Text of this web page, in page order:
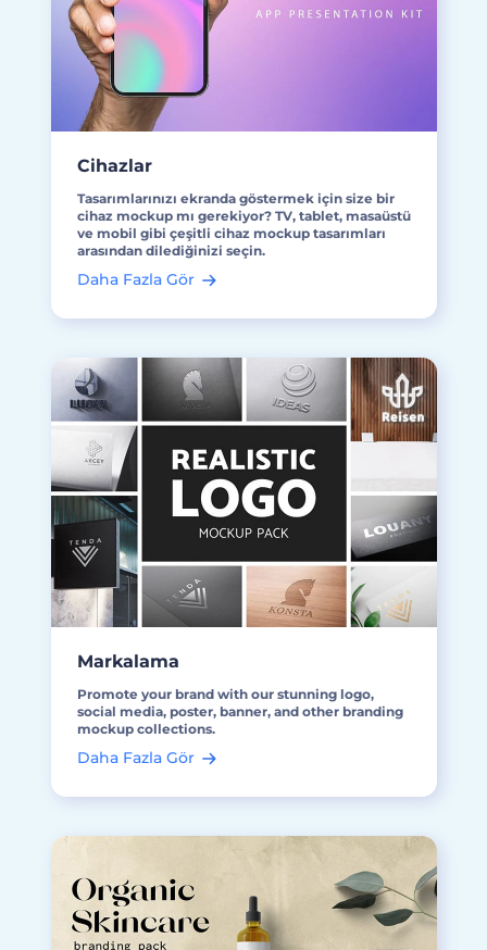
Cihazlar
Tasarımlarınızı ekranda göstermek için size bir
cihaz mockup mı gerekiyor? TV, tablet, masaüstü
ve mobil gibi çeşitli cihaz mockup tasarımları
arasından dilediğinizi seçin.
Daha Fazla Gör
Markalama
Promote your brand with our stunning logo,
social media, poster, banner, and other branding
mockup collections.
Daha Fazla Gör